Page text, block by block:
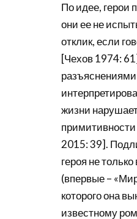
По идее, герои
они ее не
отклик, если
[Чехов 1974:
жизни
примитивности
2015: 39].
героя не
(впервые –
которого она
известному